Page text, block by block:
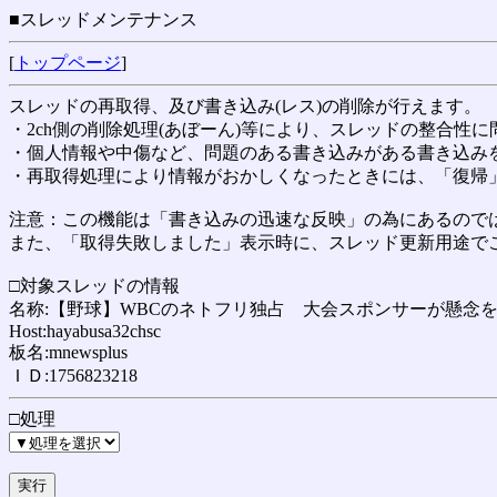
■スレッドメンテナンス
[ トップページ]
スレッドの再取得、及び書き込み(レス)の削除が行えます。
・2ch側の削除処理(あぼーん)等により、スレッドの整合性
・個人情報や中傷など、問題のある書き込みがある書き込
・再取得処理により情報がおかしくなったときには、「復帰
注意：この機能は「書き込みの迅速な反映」の為にあるの
また、「取得失敗しました」表示時に、スレッド更新用途
□対象スレッドの情報
名称:【野球】WBCのネトフリ独占 大会スポンサーが懸念
Host:hayabusa32chsc
板名:mnewsplus
ＩＤ:1756823218
□処理